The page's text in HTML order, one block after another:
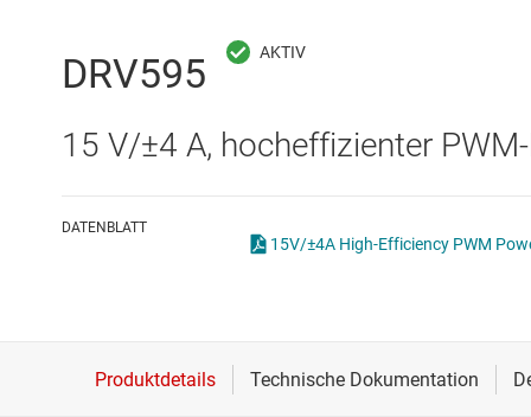
Batteriemanagement-ICs
Die- & Wafer-Services
Drahtlose Konnektivität
DRV595
15 V/±4 A, hocheffizienter
DATENBLATT
15V/±4A High-Efficiency PWM